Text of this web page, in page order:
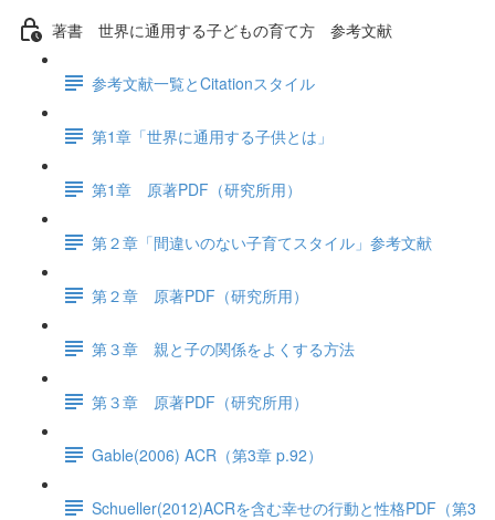
著書 世界に通用する子どもの育て方 参考文献
参考文献一覧とCitationスタイル
第1章「世界に通用する子供とは」
第1章 原著PDF（研究所用）
第２章「間違いのない子育てスタイル」参考文献
第２章 原著PDF（研究所用）
第３章 親と子の関係をよくする方法
第３章 原著PDF（研究所用）
Gable(2006) ACR（第3章 p.92）
Schueller(2012)ACRを含む幸せの行動と性格PDF（第3